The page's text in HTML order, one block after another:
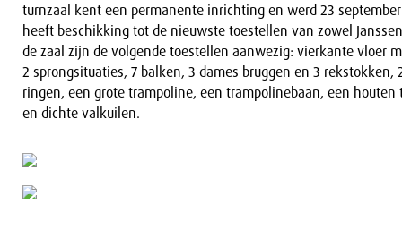
turnzaal kent een permanente inrichting en werd 23 september
heeft beschikking tot de nieuwste toestellen van zowel
de zaal zijn de volgende toestellen aanwezig: vierkante vloer
2 sprongsituaties, 7 balken, 3 dames bruggen en 3 rekstokken,
ringen, een grote trampoline, een trampolinebaan, een
en dichte valkuilen.